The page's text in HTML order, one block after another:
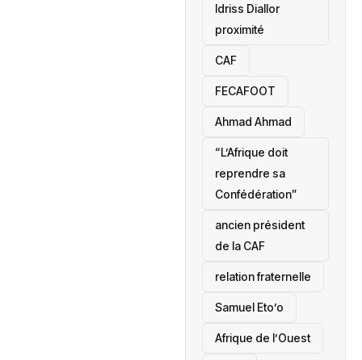
Idriss Diallor
proximité
CAF
FECAFOOT
‎Ahmad Ahmad
“L’Afrique doit
reprendre sa
Confédération”
ancien président
de la CAF
relation fraternelle
Samuel Eto’o
Afrique de l’Ouest